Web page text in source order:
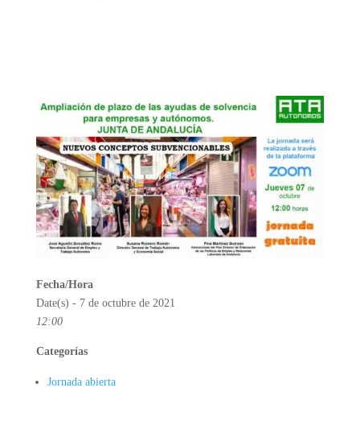
Fecha/Hora
Date(s) - 7 de octubre de 2021
12:00
Categorías
Jornada abierta